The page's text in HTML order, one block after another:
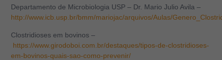
Departamento de Microbiologia USP – Dr. Mario Julio Avila –
http://www.icb.usp.br/bmm/mariojac/arquivos/Aulas/
Clostridioses em bovinos –
https://www.girodoboi.com.br/destaques/tipos-de-clostridioses-
em-bovinos-quais-sao-como-prevenir/